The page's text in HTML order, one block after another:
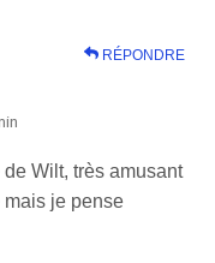
RÉPONDRE
Wilt, très amusant
mais je pense